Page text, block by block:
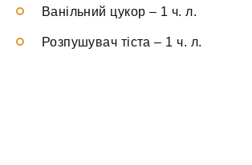
Ванільний цукор – 1 ч. л.
Розпушувач тіста – 1 ч. л.